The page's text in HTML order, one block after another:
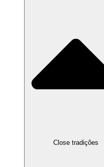
Close tradições